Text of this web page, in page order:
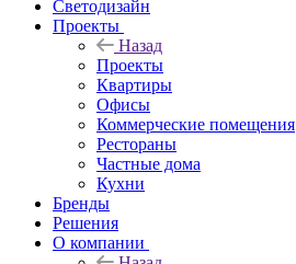
Светодизайн
Проекты
Назад
Проекты
Квартиры
Офисы
Коммерческие помещения
Рестораны
Частные дома
Кухни
Бренды
Решения
О компании